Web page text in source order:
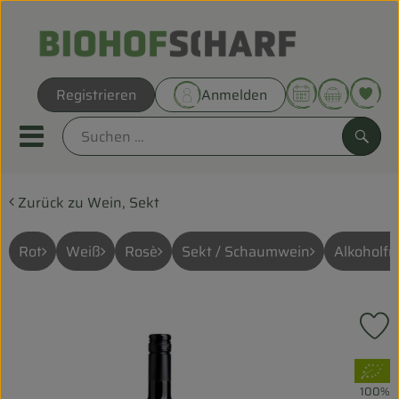
Registrieren Anmelden
Mobiles Menu öffnen oder
Direkt vom Hof
Biokörbe
UNSERE BIOKÖRBE
Zurück zu Wein, Sekt
Rot Weiß Rosè Sekt / Schaumwein
, Verband:
100%